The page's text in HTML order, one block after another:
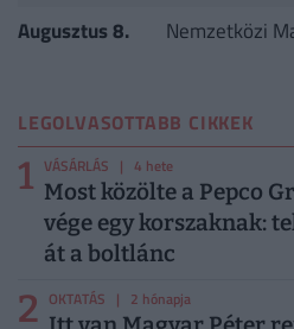
Augusztus 8. Nemzetközi
LEGOLVASOTTABB CIKKEK
1 VÁSÁRLÁS | 4 hete
Most közölte a Pepco
vége egy korszaknak:
át a boltlánc
2 OKTATÁS | 2 hónapja